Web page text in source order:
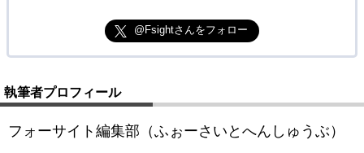
@Fsightさんをフォロー
執筆者プロフィール
フォーサイト編集部（ふぉーさいとへんしゅうぶ）